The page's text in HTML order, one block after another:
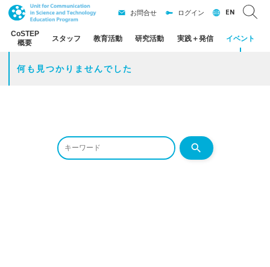
CoSTEP
概要
スタッフ 教育活動 研究活動 実践＋発信 イベント
お問合せ ログイン EN
何も 見つかりませんでした